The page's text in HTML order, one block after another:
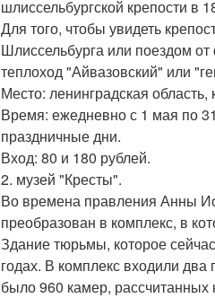
шлиссельбургской крепости в
Для того, чтобы увидеть
Шлиссельбурга или поездом
теплоход "Айвазовский" или
Место: ленинградская
Время: ежедневно с 1 мая по
праздничные дни.
Вход: 80 и 180 рублей.
2. музей "Кресты".
Во времена правления Анны
преобразован в комплекс, в
Здание тюрьмы, которое
годах. В комплекс входили
было 960 камер, рассчитанных